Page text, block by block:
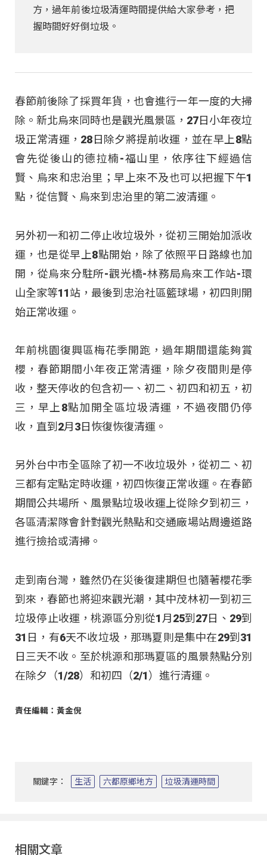
方，過年前後垃圾清運時間提供給大家參考，把
握時間好好倒垃圾。
春節前後除了採買年貨，也會進行一年一度的大掃
除。新北烏來同時也是觀光風景區，27日小年夜垃
圾正常清運，28日除夕將提前收運，並在早上8點
會先從後山的德拉楠-福山里，依序往下經過信
賢、烏來和忠治里；早上來不及也可以把握下午1
點，從信賢、烏來到忠治里的第二波清運。
另外初一和初二停止收垃圾外，從初三開始加派收
運，也是從早上8點開始，除了依照平日路線也加
開，從烏來分駐所-觀光橋-林務局烏來工作站-環
山全家等11站，最後到忠治社區籃球場，初四則開
始正常收運。
年前桃園復興區梅花季開跑，過年期間還能夠賞
櫻，春節期間小年夜正常清運，除夕夜間則是停
收，整天停收的包含初一、初二、初四和初五，初
三，早上8點加開全區垃圾清運，不過夜間仍停
收，直到2月3日恢復恢復清運。
另外台中市全區除了初一不收垃圾外，從初二、初
三都有定點定時收運，初四恢復正常收運。在春節
期間公共場所、風景點垃圾收運上從除夕到初三，
各區清潔隊會針對觀光熱點和交通廠場站周邊道路
進行撿拾或清掃。
走到南台灣，雖然仍在災後復建期但也隨著櫻花季
到來，春節也將迎來觀光潮，其中茂林初一到初三
垃圾停止收運，桃源區分別從1月25到27日、29到
31日，有6天不收垃圾，那瑪夏則是集中在29到31
日三天不收。至於桃源和那瑪夏區的風景熱點分別
在除夕（1/28）和初四（2/1）進行清運。
責任編輯：黃金倪
關鍵字： 生活 六都原鄉地方 垃圾清運時間
相關文章